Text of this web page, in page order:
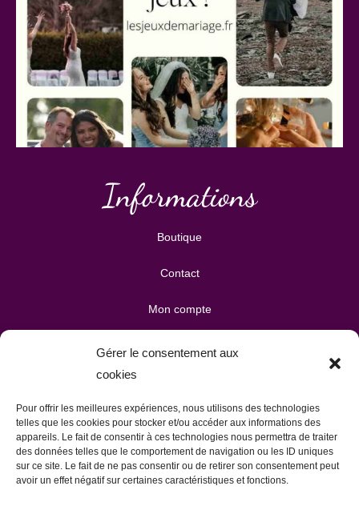
Gérer le consentement aux
cookies
Pour offrir les meilleures expériences, nous utilisons des technologies
telles que les cookies pour stocker et/ou accéder aux informations des
appareils. Le fait de consentir à ces technologies nous permettra de traiter
des données telles que le comportement de navigation ou les ID uniques
sur ce site. Le fait de ne pas consentir ou de retirer son consentement peut
avoir un effet négatif sur certaines caractéristiques et fonctions.
Informations
Boutique
Contact
Mon compte
Publicité & partenariats